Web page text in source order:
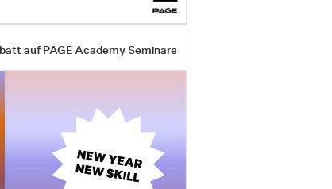
auf PAGE Academy Seminare